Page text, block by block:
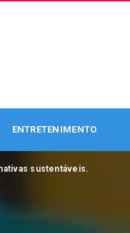
ENTRETENIMENTO
sustentáveis.